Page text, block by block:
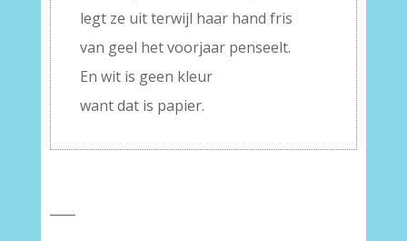
legt ze uit terwijl haar hand fris
van geel het voorjaar penseelt.
En wit is geen kleur
want dat is papier.